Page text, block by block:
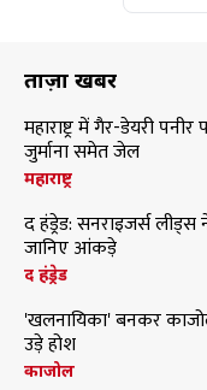
ताज़ा खबरें
महाराष्ट्र में गैर-डेयरी
जुर्माना समेत जेल
महाराष्ट्र
द हंड्रेड: सनराइजर्स लीड्स
जानिए आंकड़े
द हंड्रेड
'खलनायिका' बनकर
उड़े होश
काजोल